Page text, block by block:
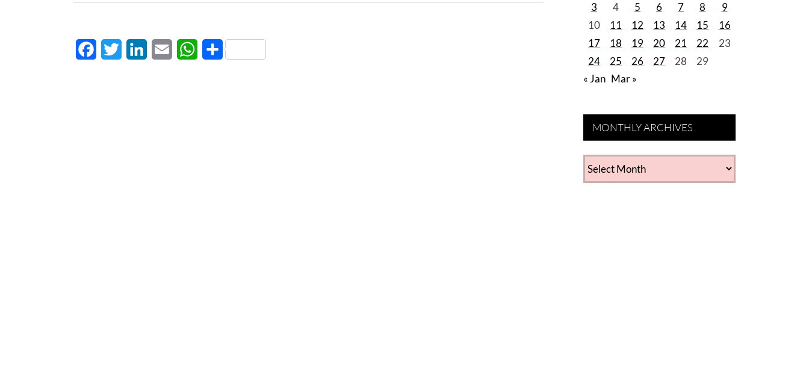
FacebookTwitter LinkedInEmail WhatsApp
Share
3
4 5 6 7 8
9
10
11 12 13 14 15
16
17
18 19 20 21 22
23
24
25 26 27 28
29
« Jan Mar »
MONTHLY ARCHIVES
MONTHLY
ARCHIVES